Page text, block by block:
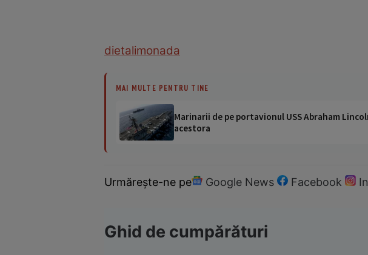
dietalimonada
MAI MULTE PENTRU TINE
Marinarii de pe portavionul USS Abraham
acestora
Urmărește-ne pe Google News Facebook
Ghid de cumpărături